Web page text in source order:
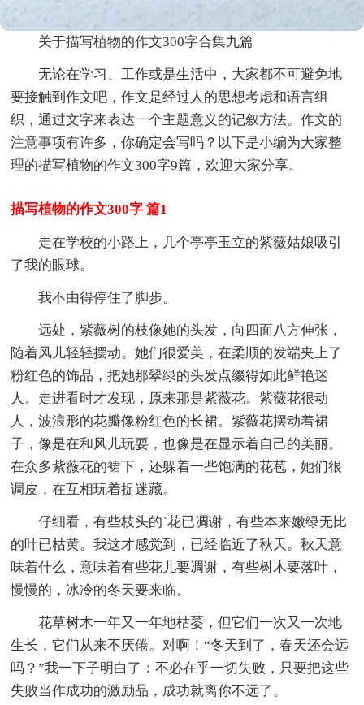
关于描写植物的作文300字合集九篇
无论在学习、工作或是生活中，大家都不可避免地
要接触到作文吧，作文是经过人的思想考虑和语言组
织，通过文字来表达一个主题意义的记叙方法。作文的
注意事项有许多，你确定会写吗？以下是小编为大家整
理的描写植物的作文300字9篇，欢迎大家分享。
描写植物的作文300字 篇1
走在学校的小路上，几个亭亭玉立的紫薇姑娘吸引
了我的眼球。
我不由得停住了脚步。
远处，紫薇树的枝像她的头发，向四面八方伸张，
随着风儿轻轻摆动。她们很爱美，在柔顺的发端夹上了
粉红色的饰品，把她那翠绿的头发点缀得如此鲜艳迷
人。走进看时才发现，原来那是紫薇花。紫薇花很动
人，波浪形的花瓣像粉红色的长裙。紫薇花摆动着裙
子，像是在和风儿玩耍，也像是在显示着自己的美丽。
在众多紫薇花的裙下，还躲着一些饱满的花苞，她们很
调皮，在互相玩着捉迷藏。
仔细看，有些枝头的`花已凋谢，有些本来嫩绿无比
的叶已枯黄。我这才感觉到，已经临近了秋天。秋天意
味着什么，意味着有些花儿要凋谢，有些树木要落叶，
慢慢的，冰冷的冬天要来临。
花草树木一年又一年地枯萎，但它们一次又一次地
生长，它们从来不厌倦。对啊！“冬天到了，春天还会远
吗？”我一下子明白了：不必在乎一切失败，只要把这些
失败当作成功的激励品，成功就离你不远了。